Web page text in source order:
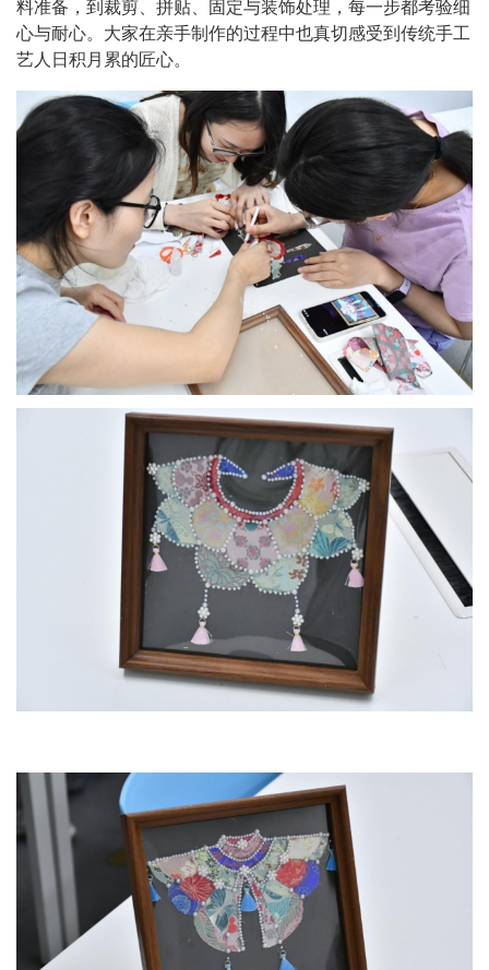
料准备，到裁剪、拼贴、固定与装饰处理， 每一步都考验细
心与耐心。大家在亲手制作的过程中也真切感受到传统手工
艺人日积月累的匠心。